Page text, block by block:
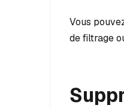
Vous
de filtrage